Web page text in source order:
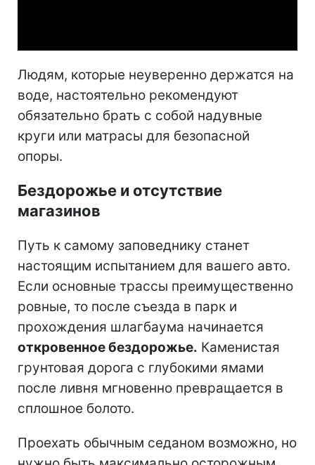
Людям, которые неуверенно держатся на
воде, настоятельно рекомендуют
обязательно брать с собой надувные
круги или матрасы для безопасной
опоры.
Бездорожье и отсутствие
магазинов
Путь к самому заповеднику станет
настоящим испытанием для вашего авто.
Если основные трассы преимущественно
ровные, то после съезда в парк и
прохождения шлагбаума начинается
откровенное бездорожье. Каменистая
грунтовая дорога с глубокими ямами
после ливня мгновенно превращается в
сплошное болото.
Проехать обычным седаном возможно, но